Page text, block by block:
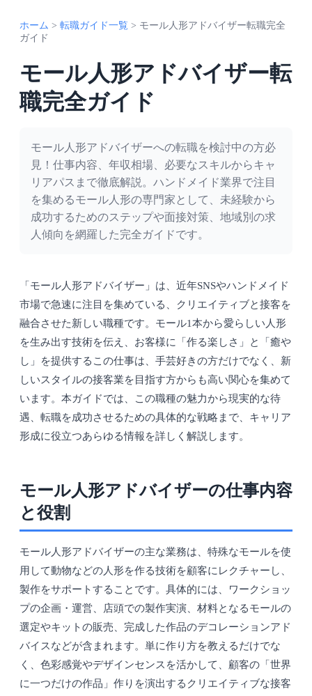
ホーム > 転職ガイド一覧 > モール人形アドバイザー転職完全
ガイド
モール人形アドバイザー転
職完全ガイド
モール人形アドバイザーへの転職を検討中の方必
見！仕事内容、年収相場、必要なスキルからキャ
リアパスまで徹底解説。ハンドメイド業界で注目
を集めるモール人形の専門家として、未経験から
成功するためのステップや面接対策、地域別の求
人傾向を網羅した完全ガイドです。
「モール人形アドバイザー」は、近年SNSやハンドメイド
市場で急速に注目を集めている、クリエイティブと接客を
融合させた新しい職種です。モール1本から愛らしい人形
を生み出す技術を伝え、お客様に「作る楽しさ」と「癒や
し」を提供するこの仕事は、手芸好きの方だけでなく、新
しいスタイルの接客業を目指す方からも高い関心を集めて
います。本ガイドでは、この職種の魅力から現実的な待
遇、転職を成功させるための具体的な戦略まで、キャリア
形成に役立つあらゆる情報を詳しく解説します。
モール人形アドバイザーの仕事内容
と役割
モール人形アドバイザーの主な業務は、特殊なモールを使
用して動物などの人形を作る技術を顧客にレクチャーし、
製作をサポートすることです。具体的には、ワークショッ
プの企画・運営、店頭での製作実演、材料となるモールの
選定やキットの販売、完成した作品のデコレーションアド
バイスなどが含まれます。単に作り方を教えるだけでな
く、色彩感覚やデザインセンスを活かして、顧客の「世界
に一つだけの作品」作りを演出するクリエイティブな接客